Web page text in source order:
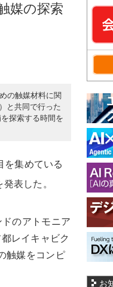
媒の探索
の触媒材料に関
と共同で行った
探索する時間を
を集めている
表した。
のアトモニア
レイキャビク
触媒をコンピ
お